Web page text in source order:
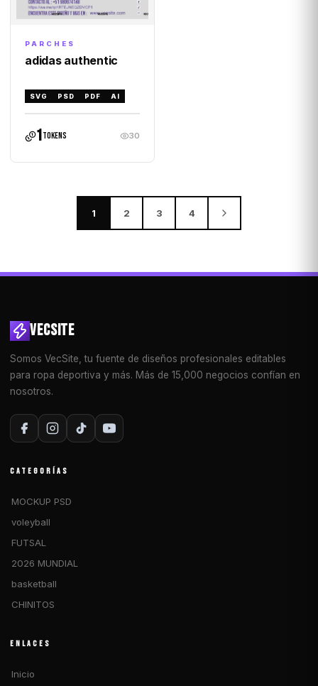
PARCHES
adidas authentic
SVG PSD PDF AI
1tokens 30
1 2 3 4
VECSITE
Somos VecSite, tu fuente de diseños profesionales editables
para ropa deportiva y más. Más de 15,000 negocios confían en
nosotros.
CATEGORÍAS
MOCKUP PSD
voleyball
FUTSAL
2026 MUNDIAL
basketball
CHINITOS
ENLACES
Inicio